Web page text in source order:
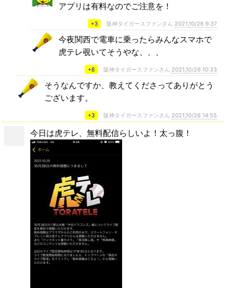
アプリは有料なのでご注意を！
+3 阪神タイガースファンさん 2021,10/26 9:37
今夜関西で電車に乗ったらみんなスマホで
虎テレ覗いてそうやな、、、
+8 阪神タイガースファンさん 2021,10/26 10:33
そうなんですか、教えてくださってありがとう
ございます。
+3 阪神タイガースファンさん 2021,10/26 14:55
今日は虎テレ、無料配信らしいよ！太っ腹！